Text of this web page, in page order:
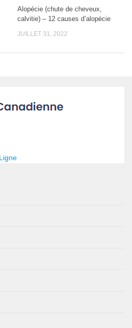
Alopécie (chute de cheveux,
calvitie) – 12 causes d’alopécie
JUILLET 31, 2022